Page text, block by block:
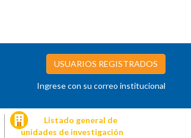
USUARIOS REGISTRADOS
Ingrese con su correo institucional
Listado general de
unidades de investigación